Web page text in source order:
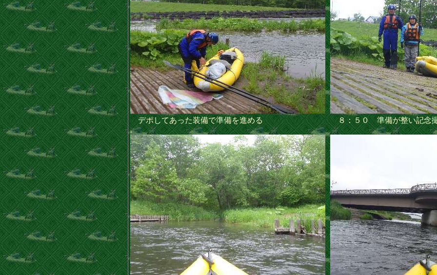
デポしてあった装備で準備を進める
.
８：５０ 準備が整い記念